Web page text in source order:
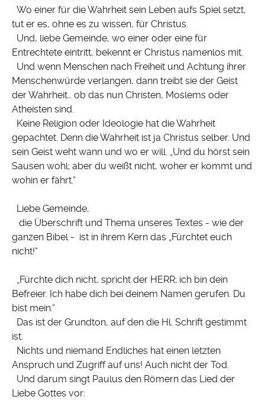
Wo einer für die Wahrheit sein Leben aufs Spiel setzt,
tut er es, ohne es zu wissen, für Christus.
Und, liebe Gemeinde, wo einer oder eine für
Entrechtete eintritt, bekennt er Christus namenlos mit.
Und wenn Menschen nach Freiheit und Achtung ihrer
Menschenwürde verlangen, dann treibt sie der Geist
der Wahrheit… ob das nun Christen, Moslems oder
Atheisten sind.
Keine Religion oder Ideologie hat die Wahrheit
gepachtet. Denn die Wahrheit ist ja Christus selber. Und
sein Geist weht wann und wo er will. „Und du hörst sein
Sausen wohl; aber du weißt nicht, woher er kommt und
wohin er fährt.“
Liebe Gemeinde,
die Überschrift und Thema unseres Textes - wie der
ganzen Bibel - ist in ihrem Kern das „Fürchtet euch
nicht!“
„Fürchte dich nicht, spricht der HERR; ich bin dein
Befreier. Ich habe dich bei deinem Namen gerufen. Du
bist mein.“
Das ist der Grundton, auf den die Hl. Schrift gestimmt
ist.
Nichts und niemand Endliches hat einen letzten
Anspruch und Zugriff auf uns! Auch nicht der Tod.
Und darum singt Paulus den Römern das Lied der
Liebe Gottes vor: